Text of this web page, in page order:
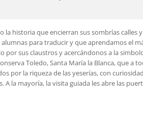
historia que encierran sus sombrías calles y
para traducir y que aprendamos el
por sus claustros y acercándonos a la
Toledo, Santa María la Blanca, que a
por la riqueza de las yeserías, con curiosidad
la mayoría, la visita guiada les abre las